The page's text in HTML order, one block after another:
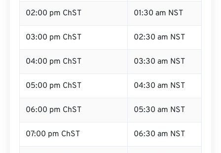
02:00 pm ChST 01:30 am NST
03:00 pm ChST 02:30 am NST
04:00 pm ChST 03:30 am NST
05:00 pm ChST 04:30 am NST
06:00 pm ChST 05:30 am NST
07:00 pm ChST 06:30 am NST